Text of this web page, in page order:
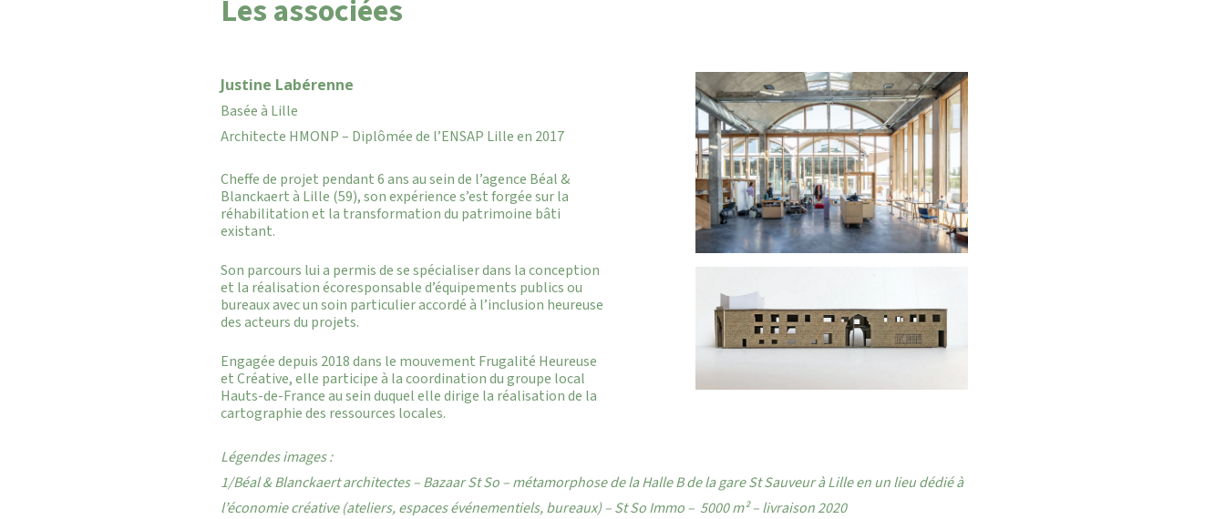
Les associées
Justine Labérenne
Basée à Lille
Architecte HMONP – Diplômée de l’ENSAP Lille en 2017
Cheffe de projet pendant 6 ans au sein de l’agence Béal &
Blanckaert à Lille (59), son expérience s’est forgée sur la
réhabilitation et la transformation du patrimoine bâti
existant.
Son parcours lui a permis de se spécialiser dans la conception
et la réalisation écoresponsable d’équipements publics ou
bureaux avec un soin particulier accordé à l’inclusion heureuse
des acteurs du projets.
Engagée depuis 2018 dans le mouvement Frugalité Heureuse
et Créative, elle participe à la coordination du groupe local
Hauts-de-France au sein duquel elle dirige la réalisation de la
cartographie des ressources locales.
Légendes images :
1/Béal & Blanckaert architectes – Bazaar St So – métamorphose de la Halle B de la gare St Sauveur à Lille en un lieu dédié à
l’économie créative (ateliers, espaces événementiels, bureaux) – St So Immo – 5000 m² – livraison 2020